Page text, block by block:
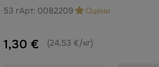
53 гАрт: 0082209 Оцени
1,30 € (24,53 €/кг)